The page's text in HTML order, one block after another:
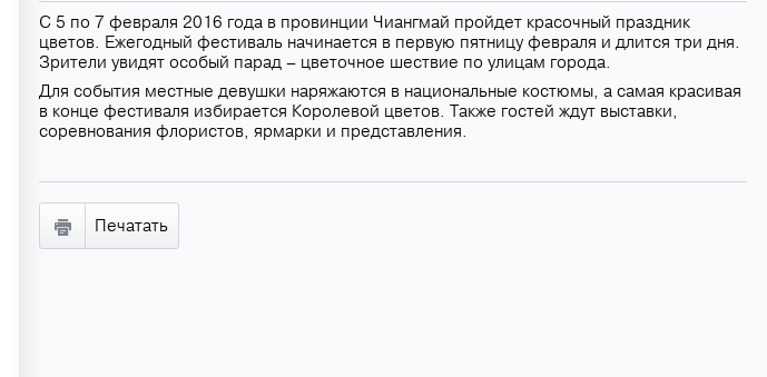
С 5 по 7 февраля 2016 года в провинции Чиангмай пройдет красочный праздник
цветов. Ежегодный фестиваль начинается в первую пятницу февраля и длится три дня.
Зрители увидят особый парад – цветочное шествие по улицам города.
Для события местные девушки наряжаются в национальные костюмы, а самая красивая
в конце фестиваля избирается Королевой цветов. Также гостей ждут выставки,
соревнования флористов, ярмарки и представления.
Печатать